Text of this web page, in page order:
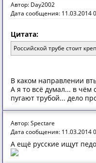
Автор: Day2002
Дата сообщения: 11.03.2014
Цитата:
Российской трубе стоит
В каком направлении
А я то всё думал... в чём
пугают трубой... дело
Автор: Spectare
Дата сообщения: 11.03.2014
А ещё русские ищут